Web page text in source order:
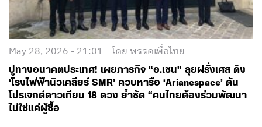
May 28, 2026 - 21:01 โดย พรรคเพื่อไทย
ปูทางอนาคตประเทศ! เผยภารกิจ “อ.เชน” ลุยฝรั่งเศส ดึง
‘โรงไฟฟ้านิวเคลียร์ SMR’ ควบหารือ ‘Arianespace’ ดัน
โปรเจกต์ดาวเทียม 18 ดวง ย้ำชัด “คนไทยต้องร่วมพัฒนา
ไม่ใช่แค่ผู้ซื้อ